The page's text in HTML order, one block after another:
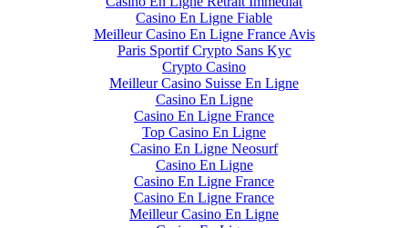
Casino En Ligne Fiable
Meilleur Casino En Ligne France Avis
Paris Sportif Crypto Sans Kyc
Crypto Casino
Meilleur Casino Suisse En Ligne
Casino En Ligne
Casino En Ligne France
Top Casino En Ligne
Casino En Ligne Neosurf
Casino En Ligne
Casino En Ligne France
Casino En Ligne France
Meilleur Casino En Ligne